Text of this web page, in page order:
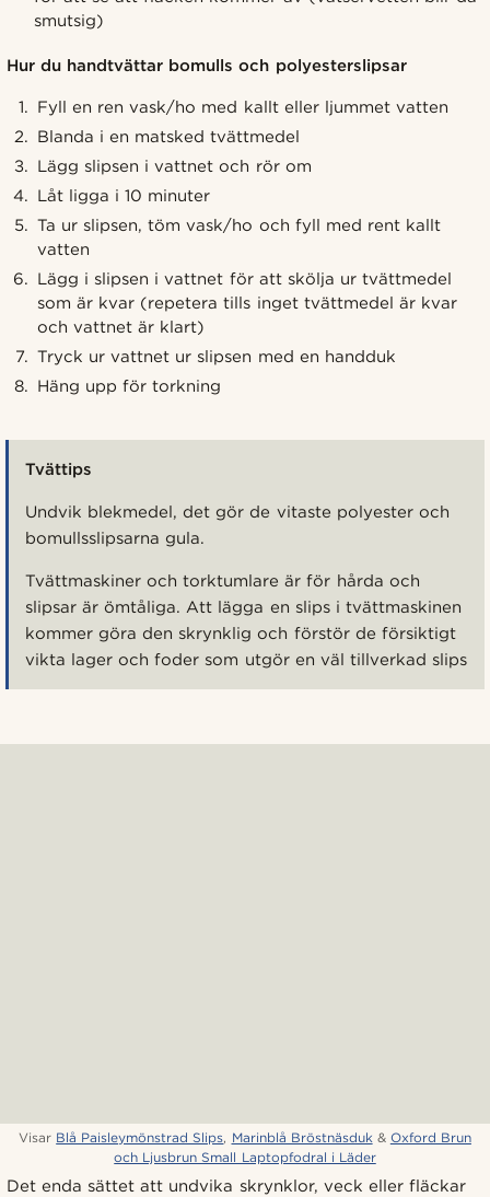
smutsig)
Hur du handtvättar bomulls och polyesterslipsar
Fyll en ren vask/ho med kallt eller ljummet vatten
Blanda i en matsked tvättmedel
Lägg slipsen i vattnet och rör om
Låt ligga i 10 minuter
Ta ur slipsen, töm vask/ho och fyll med rent kallt
vatten
Lägg i slipsen i vattnet för att skölja ur tvättmedel
som är kvar (repetera tills inget tvättmedel är kvar
och vattnet är klart)
Tryck ur vattnet ur slipsen med en handduk
Häng upp för torkning
Tvättips
Undvik blekmedel, det gör de vitaste polyester och
bomullsslipsarna gula.
Tvättmaskiner och torktumlare är för hårda och
slipsar är ömtåliga. Att lägga en slips i tvättmaskinen
kommer göra den skrynklig och förstör de försiktigt
vikta lager och foder som utgör en väl tillverkad slips
Visar Blå Paisleymönstrad Slips, Marinblå Bröstnäsduk & Oxford Brun
och Ljusbrun Small Laptopfodral i Läder
Det enda sättet att undvika skrynklor, veck eller fläckar